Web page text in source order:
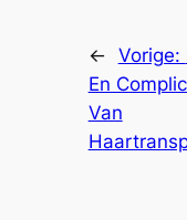
← Vorige:
En
Van